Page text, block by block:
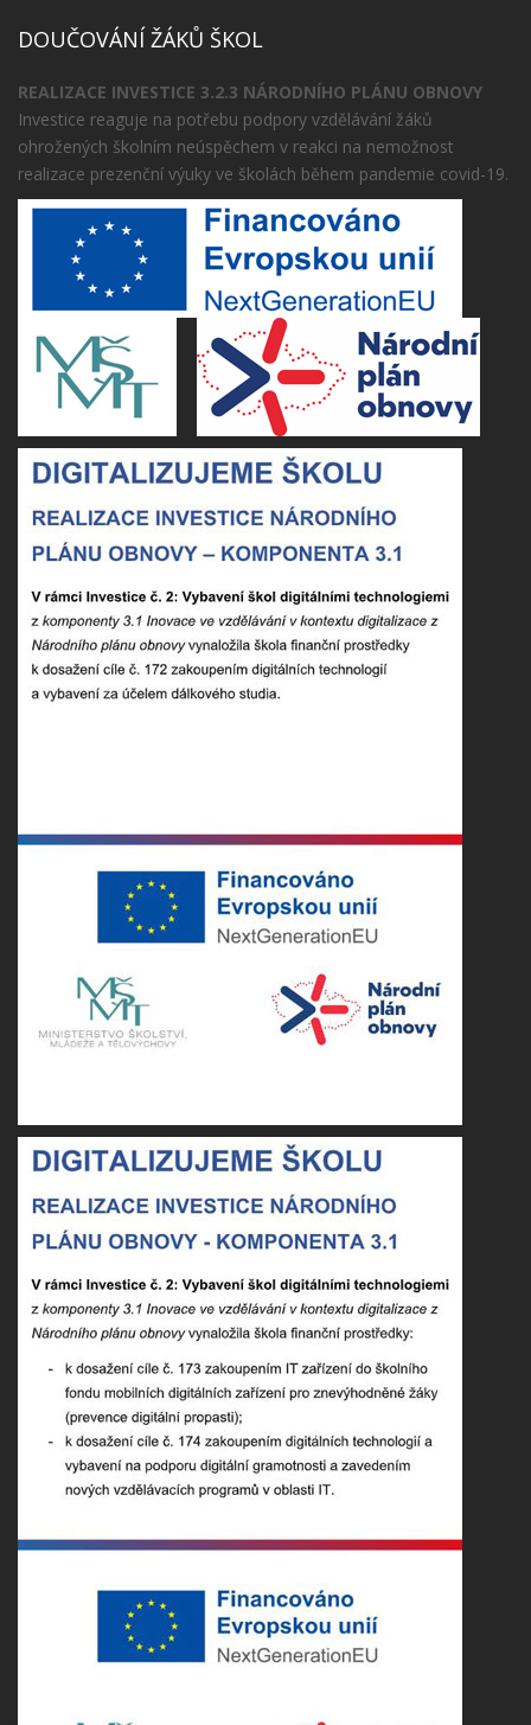
DOUČOVÁNÍ ŽÁKŮ ŠKOL
REALIZACE INVESTICE 3.2.3 NÁRODNÍHO PLÁNU OBNOVY
Investice reaguje na potřebu podpory vzdělávání žáků
ohrožených školním neúspěchem v reakci na nemožnost
realizace prezenční výuky ve školách během pandemie covid-19.